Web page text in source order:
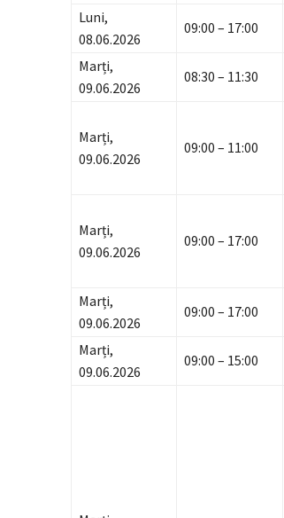
Luni,
08.06.2026
09:00 – 17:00
Marți,
09.06.2026
08:30 – 11:30
Marți,
09.06.2026
09:00 – 11:00
Marți,
09.06.2026
09:00 – 17:00
Marți,
09.06.2026
09:00 – 17:00
Marți,
09.06.2026
09:00 – 15:00